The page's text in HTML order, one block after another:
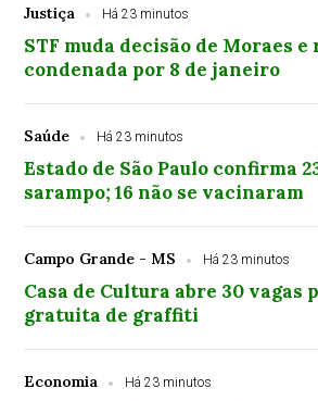
Justiça Há 23 minutos
STF muda decisão de Moraes e
condenada por 8 de janeiro
Saúde Há 23 minutos
Estado de São Paulo confirma
sarampo; 16 não se vacinaram
Campo Grande - MS Há 23 minutos
Casa de Cultura abre 30 vagas
gratuita de graffiti
Economia Há 23 minutos